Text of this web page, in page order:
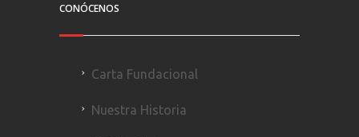
CONÓCENOS
Carta Fundacional
Nuestra Historia